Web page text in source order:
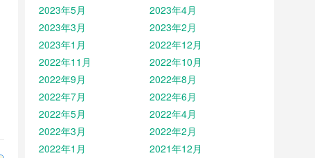
2023年5月
2023年4月
2023年3月
2023年2月
2023年1月
2022年12月
2022年11月
2022年10月
2022年9月
2022年8月
2022年7月
2022年6月
2022年5月
2022年4月
2022年3月
2022年2月
2022年1月
2021年12月